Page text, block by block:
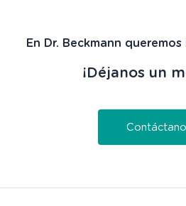
En Dr. Beckmann
¡Déjanos un